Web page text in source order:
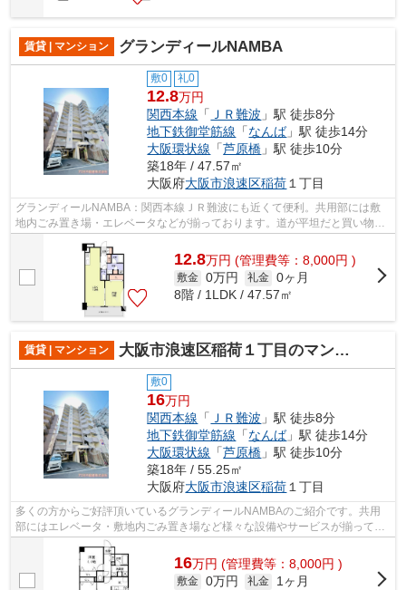
賃貸 | マンション グランディールNAMBA
敷0 礼0
12.8万円
関西本線 「 ＪＲ難波 」駅 徒歩8分
地下鉄御堂筋線 「なんば」駅 徒歩14分
大阪環状線 「芦原橋 」駅 徒歩10分
築18年 / 47.57㎡
大阪府大阪市浪速区稲荷 １丁目
グランディールNAMBA：関西本線ＪＲ難波にも近くて便利。共用部には敷
地内ごみ置き場・エレベータなどが揃っております。道が平坦だと買い物も
快適にできますね。魅力的な駅近の物件で...
12.8万円 (管理費等：8,000円 )
敷金 0万円 礼金 0ヶ月
8階 / 1LDK / 47.57㎡
賃貸 | マンション 大阪市浪速区稲荷１丁目のマンション
敷0
16万円
関西本線 「 ＪＲ難波 」駅 徒歩8分
地下鉄御堂筋線 「なんば」駅 徒歩14分
大阪環状線 「芦原橋 」駅 徒歩10分
築18年 / 55.25㎡
大阪府大阪市浪速区稲荷 １丁目
多くの方からご好評頂いているグランディールNAMBAのご紹介です。共用
部にはエレベータ・敷地内ごみ置き場など様々な設備やサービスが揃ってい
るので便利です。お洒落で素敵な外観タイ...
16万円 (管理費等：8,000円 )
敷金 0万円 礼金
1ヶ月